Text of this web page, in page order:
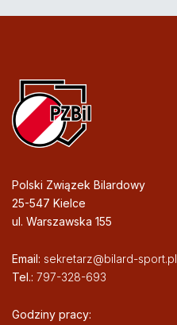
Polski Związek Bilardowy
25-547 Kielce
ul. Warszawska 155
Email: sekretarz@bilard-sport.pl
Tel.: 797-328-693
Godziny pracy: